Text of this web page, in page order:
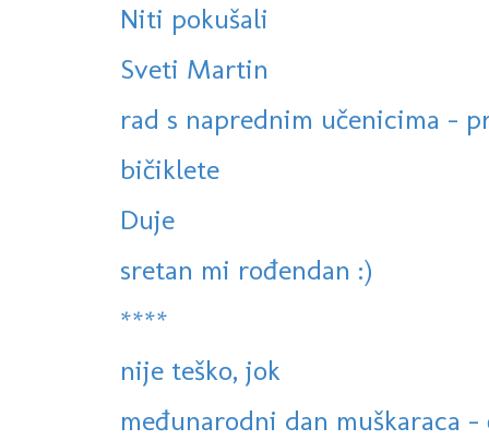
Niti pokušali
Sveti Martin
rad s naprednim učenicima -
bičiklete
Duje
sretan mi rođendan :)
****
nije teško, jok
međunarodni dan muškaraca -